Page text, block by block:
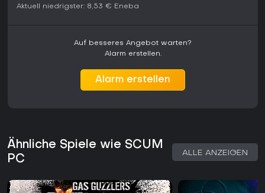
Aktuell niedrigster: 8,53 € Eneba
Auf besseres Angebot warten?
Alarm erstellen.
Alarm erstellen
Ähnliche Spiele wie SCUM
PC
ALLE ANZEIGEN